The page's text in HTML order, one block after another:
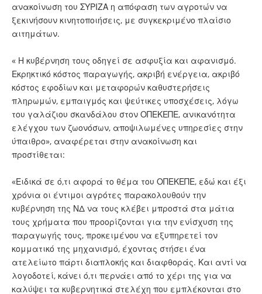
ανακοίνωση του ΣΥΡΙΖΑ η απόφαση των αγροτών να
ξεκινήσουν κινητοποιήσεις, με συγκεκριμένο πλαίσιο
αιτημάτων.
« Η κυβέρνηση τους οδηγεί σε ασφυξία και αφανισμό.
Εκρηκτικό κόστος παραγωγής, ακριβή ενέργεια, ακριβό
κόστος εφοδίων και μεταφορών καθυστερήσεις
πληρωμών, εμπαιγμός και ψεύτικες υποσχέσεις, λόγω
του γαλάζιου σκανδάλου στον ΟΠΕΚΕΠΕ, ανικανότητα
ελέγχου των ζωονόσων, αποψιλωμένες υπηρεσίες στην
ύπαιθρο», αναφέρεται στην ανακοίνωση και
προστίθεται:
«Ειδικά σε ό,τι αφορά το θέμα του ΟΠΕΚΕΠΕ, εδώ και έξι
χρόνια οι έντιμοι αγρότες παρακολουθούν την
κυβέρνηση της ΝΔ να τους κλέβει μπροστά στα μάτια
τους χρήματα που προορίζονται για την ενίσχυση της
παραγωγής τους, προκειμένου να εξυπηρετεί τον
κομματικό της μηχανισμό, έχοντας στήσει ένα
ατελείωτο πάρτι διαπλοκής και διαφθοράς. Και αντί να
λογοδοτεί, κάνει ό,τι περνάει από το χέρι της για να
καλύψει τα κυβερνητικά στελέχη που εμπλέκονται στο